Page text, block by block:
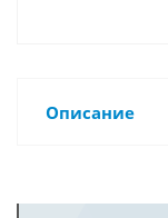
Описание